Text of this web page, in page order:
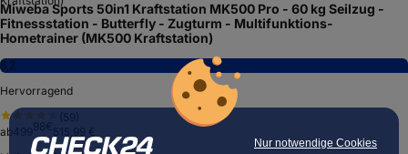
Nur notwendige Cookies
Miweba Sports 50in1 Kraftstation MK500 Pro - 60 kg Seilzug -
Fitnessstation - Butterfly - Zugturm - Multifunktions-
Hometrainer (MK500 Kraftstation)
8,2
Hervorragend
ab